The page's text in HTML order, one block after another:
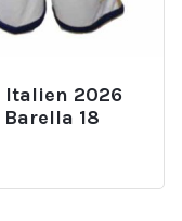
Italien 2026
Barella 18